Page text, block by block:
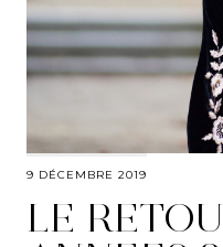
9 DÉCEMBRE 2019
LE